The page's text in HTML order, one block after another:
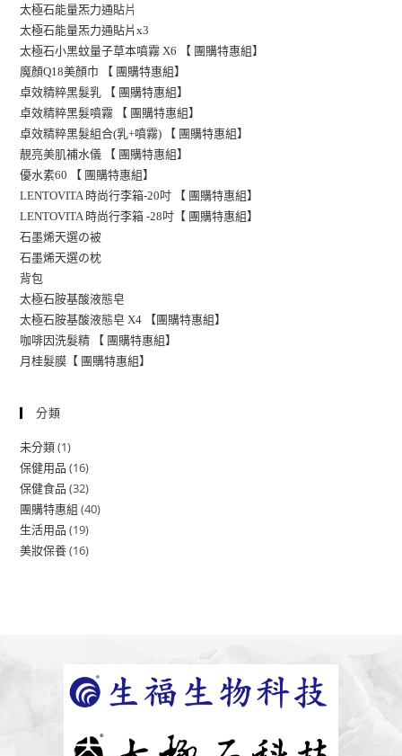
太極石能量炁力通貼片
太極石能量炁力通貼片x3
太極石小黑蚊量子草本噴霧 X6 【 團購特惠組】
魔顏Q18美顏巾 【 團購特惠組】
卓效精粹黑髮乳 【 團購特惠組】
卓效精粹黑髮噴霧 【 團購特惠組】
卓效精粹黑髮組合(乳+噴霧) 【 團購特惠組】
靚亮美肌補水儀 【 團購特惠組】
優水素60 【 團購特惠組】
LENTOVITA 時尚行李箱-20吋 【 團購特惠組】
LENTOVITA 時尚行李箱 -28吋【 團購特惠組】
石墨烯天選の被
石墨烯天選の枕
背包
太極石胺基酸液態皂
太極石胺基酸液態皂 X4 【團購特惠組】
咖啡因洗髮精 【 團購特惠組】
月桂髮膜【 團購特惠組】
分類
未分類 1
保健用品 16
保健食品 32
團購特惠組 40
生活用品 19
美妝保養 16